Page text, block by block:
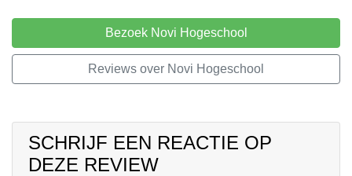
Bezoek Novi Hogeschool
Reviews over Novi Hogeschool
SCHRIJF EEN REACTIE OP
DEZE REVIEW